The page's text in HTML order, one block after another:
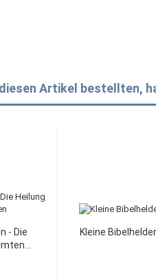
Artikel bestellten,
- Die
Kleine